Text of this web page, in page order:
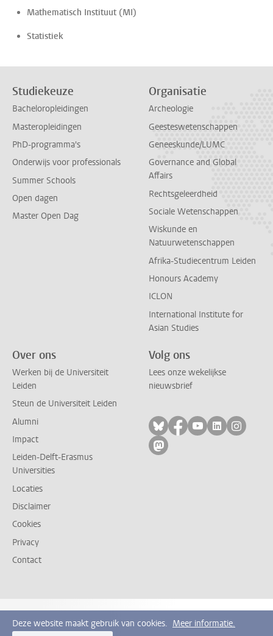
Mathematisch Instituut (MI)
Statistiek
Studiekeuze
Bacheloropleidingen
Masteropleidingen
PhD-programma's
Onderwijs voor professionals
Summer Schools
Open dagen
Master Open Dag
Organisatie
Archeologie
Geesteswetenschappen
Geneeskunde/LUMC
Governance and Global
Affairs
Rechtsgeleerdheid
Sociale Wetenschappen
Wiskunde en
Natuurwetenschappen
Afrika-Studiecentrum Leiden
Honours Academy
ICLON
International Institute for
Asian Studies
Over ons
Werken bij de Universiteit
Leiden
Steun de Universiteit Leiden
Alumni
Impact
Leiden-Delft-Erasmus
Universities
Locaties
Disclaimer
Cookies
Privacy
Contact
Volg ons
Lees onze wekelijkse
nieuwsbrief
Volg ons op bluesky
Volg ons op
Volg ons op
Volg ons
Volg
Volg ons op mastodon
Deze website maakt gebruik van cookies. Meer informatie.